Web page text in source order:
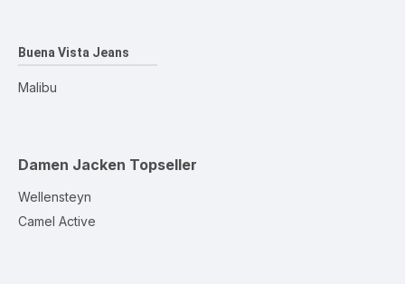
Buena Vista Jeans
Malibu
Damen Jacken Topseller
Wellensteyn
Camel Active